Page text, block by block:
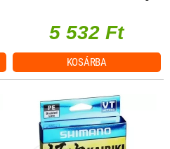
5 532 Ft
KOSÁRBA